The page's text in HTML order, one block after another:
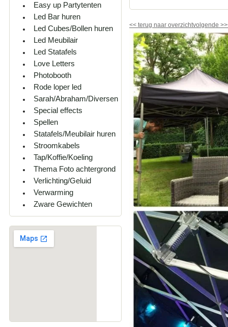
Easy up Partytenten
Led Bar huren
Led Cubes/Bollen huren
Led Meubilair
Led Statafels
Love Letters
Photobooth
Rode loper led
Sarah/Abraham/Diversen
Special effects
Spellen
Statafels/Meubilair huren
Stroomkabels
Tap/Koffie/Koeling
Thema Foto achtergrond
Verlichting/Geluid
Verwarming
Zware Gewichten
<< terug naar overzichtvolgende >>